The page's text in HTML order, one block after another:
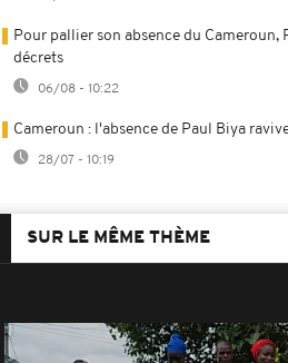
Pour pallier son absence du
décrets
06/08 - 10:22
Cameroun : l'absence de Paul Biya
28/07 - 10:19
SUR LE MÊME THÈME